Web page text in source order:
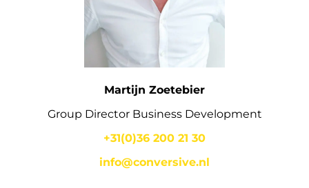
Martijn Zoetebier
Group Director Business Development
+31(0)36 200 21 30
info@conversive.nl